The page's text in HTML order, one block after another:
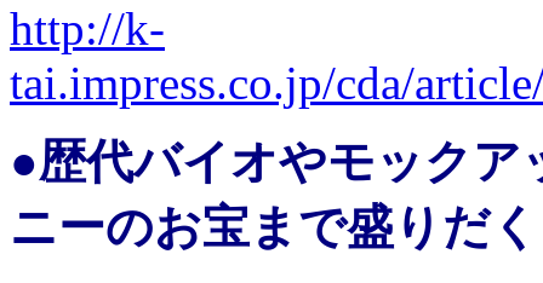
http://k-
tai.impress.co.jp/cda/
●歴代バイオやモック
ニーのお宝まで盛りだ